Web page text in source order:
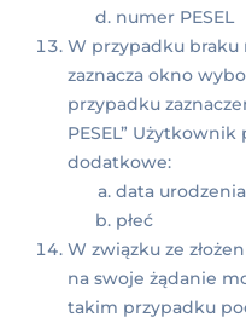
numer PESEL
W przypadku braku
zaznacza okno
przypadku
PESEL”
dodatkowe:
data urodzenia
płeć
W związku ze
na swoje żądanie
takim przypadku